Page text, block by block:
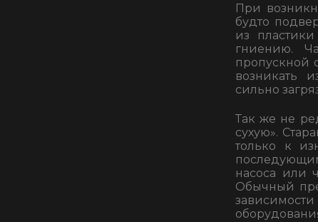
При
будто
из
гниению.
пропускной
возникать
сильно
Так же не
сухую».
только к
насоса или
Обычный